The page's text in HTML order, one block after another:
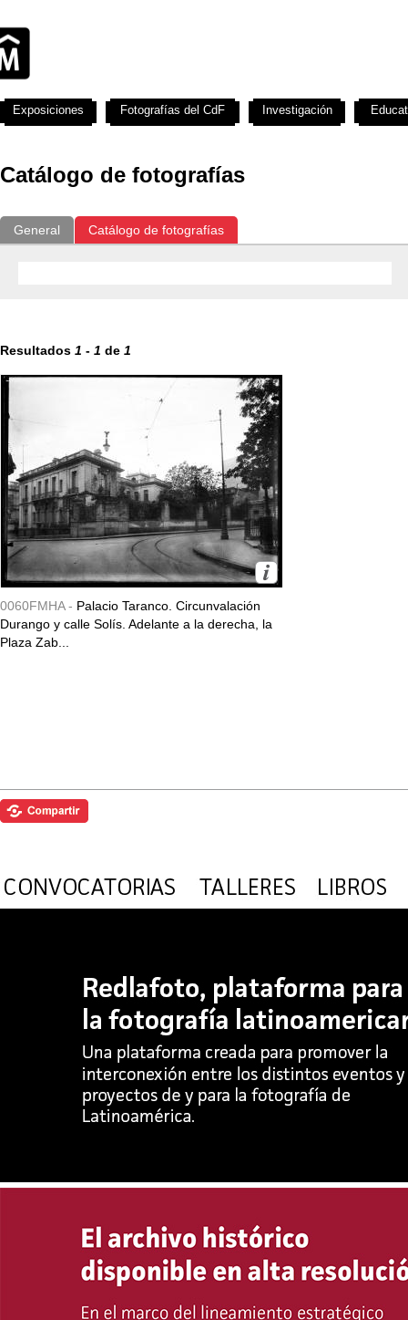
Catálogo de fotografías
General Catálogo de fotografías
Resultados 1 - 1 de 1
0060FMHA - Palacio Taranco. Circunvalación
Durango y calle Solís. Adelante a la derecha, la
Plaza Zab...
Exposiciones Fotografías del CdF Investigación